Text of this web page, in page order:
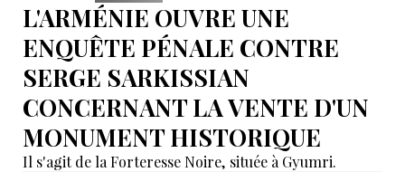
L'ARMÉNIE OUVRE UNE
ENQUÊTE PÉNALE CONTRE
SERGE SARKISSIAN
CONCERNANT LA VENTE D'UN
MONUMENT HISTORIQUE
Il s'agit de la Forteresse Noire, située à Gyumri.